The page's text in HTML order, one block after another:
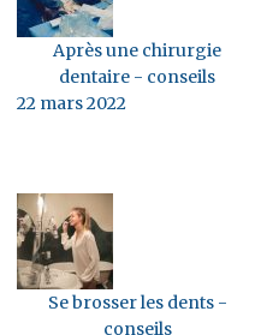
Après une chirurgie
dentaire - conseils
22 mars 2022
Se brosser les dents -
conseils